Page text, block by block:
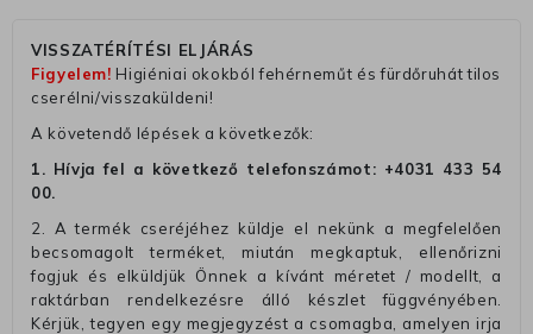
VISSZATÉRÍTÉSI ELJÁRÁS
Figyelem! Higiéniai okokból fehérneműt és fürdőruhát tilos
cserélni/visszaküldeni!
A követendő lépések a következők:
1. Hívja fel a következő telefonszámot: +4031 433 54
00.
2. A termék cseréjéhez küldje el nekünk a megfelelően
becsomagolt terméket, miután megkaptuk, ellenőrizni
fogjuk és elküldjük Önnek a kívánt méretet / modellt, a
raktárban rendelkezésre álló készlet függvényében.
Kérjük, tegyen egy megjegyzést a csomagba, amelyen irja